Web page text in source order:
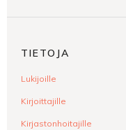
TIETOJA
Lukijoille
Kirjoittajille
Kirjastonhoitajille